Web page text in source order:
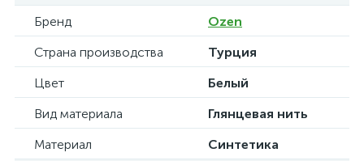
Бренд
Ozen
Страна производства
Турция
Цвет
Белый
Вид материала
Глянцевая нить
Материал
Синтетика